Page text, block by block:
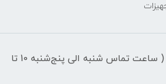
ارتباط با ما ( ساعت تماس شنبه الی پنج‌شنبه 10 تا